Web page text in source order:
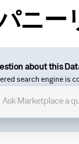
ニー
about this
search engine is